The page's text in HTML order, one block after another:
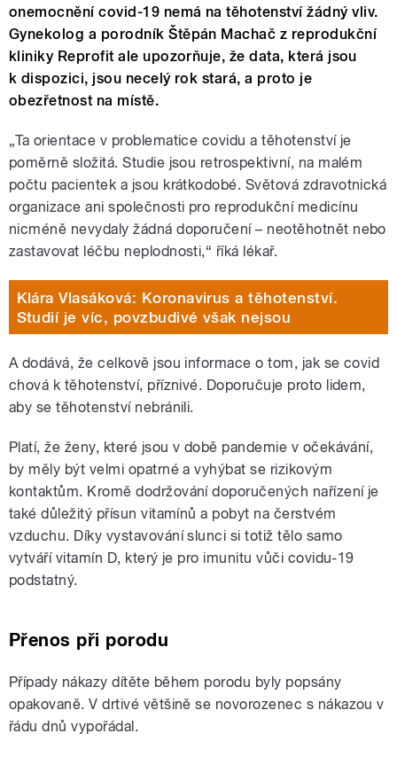
onemocnění covid-19 nemá na těhotenství žádný vliv.
Gynekolog a porodník Štěpán Machač z reprodukční
kliniky Reprofit ale upozorňuje, že data, která jsou
k dispozici, jsou necelý rok stará, a proto je
obezřetnost na místě.
„Ta orientace v problematice covidu a těhotenství je
poměrně složitá. Studie jsou retrospektivní, na malém
počtu pacientek a jsou krátkodobé. Světová zdravotnická
organizace ani společnosti pro reprodukční medicínu
nicméně nevydaly žádná doporučení – neotěhotnět nebo
zastavovat léčbu neplodnosti,“ říká lékař.
Klára Vlasáková: Koronavirus a těhotenství.
Studií je víc, povzbudivé však nejsou
A dodává, že celkově jsou informace o tom, jak se covid
chová k těhotenství, příznivé. Doporučuje proto lidem,
aby se těhotenství nebránili.
Platí, že ženy, které jsou v době pandemie v očekávání,
by měly být velmi opatrné a vyhýbat se rizikovým
kontaktům. Kromě dodržování doporučených nařízení je
také důležitý přísun vitamínů a pobyt na čerstvém
vzduchu. Díky vystavování slunci si totiž tělo samo
vytváří vitamín D, který je pro imunitu vůči covidu-19
podstatný.
Přenos při porodu
Případy nákazy dítěte během porodu byly popsány
opakovaně. V drtivé většině se novorozenec s nákazou v
řádu dnů vypořádal.